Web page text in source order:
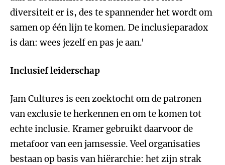
diversiteit er is, des te spannender het wordt om
samen op één lijn te komen. De inclusieparadox
is dan: wees jezelf en pas je aan.'
Inclusief leiderschap
Jam Cultures is een zoektocht om de patronen
van exclusie te herkennen en om te komen tot
echte inclusie. Kramer gebruikt daarvoor de
metafoor van een jamsessie. Veel organisaties
bestaan op basis van hiërarchie: het zijn strak